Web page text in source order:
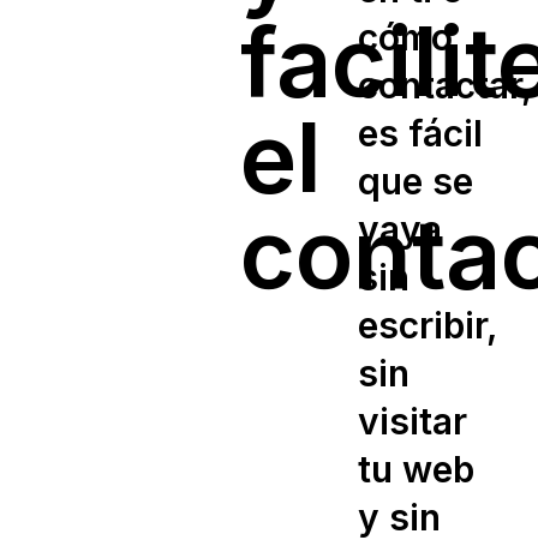
el
cómo
contactar,
es fácil
que se
vaya
sin
escribir,
sin
visitar
tu web
y sin